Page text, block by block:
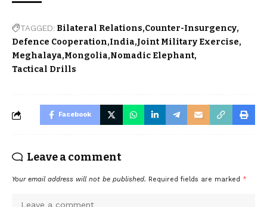
TAGGED: Bilateral Relations Counter-Insurgency
Defence Cooperation India Joint Military Exercise
Meghalaya Mongolia Nomadic Elephant
Tactical Drills
Facebook
Leave a comment
Your email address will not be published. Required fields are marked *